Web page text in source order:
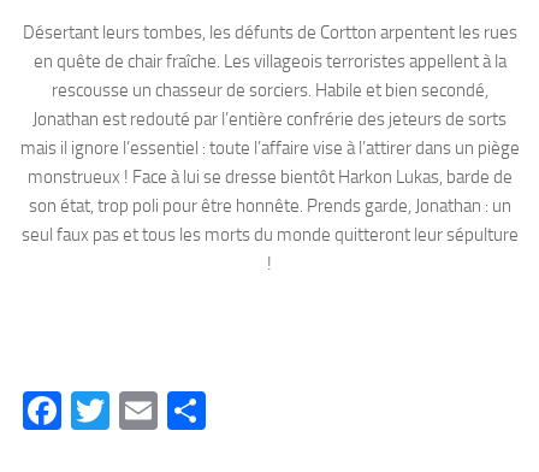
Désertant leurs tombes, les défunts de Cortton arpentent les rues
en quête de chair fraîche. Les villageois terroristes appellent à la
rescousse un chasseur de sorciers. Habile et bien secondé,
Jonathan est redouté par l’entière confrérie des jeteurs de sorts
mais il ignore l’essentiel : toute l’affaire vise à l’attirer dans un piège
monstrueux ! Face à lui se dresse bientôt Harkon Lukas, barde de
son état, trop poli pour être honnête. Prends garde, Jonathan : un
seul faux pas et tous les morts du monde quitteront leur sépulture
!
Facebook
Twitter
Email